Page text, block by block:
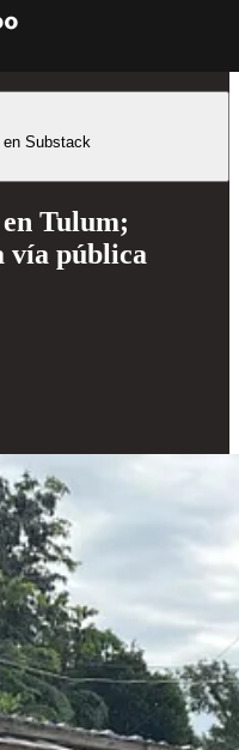
en Substack
Tulum;
vía pública